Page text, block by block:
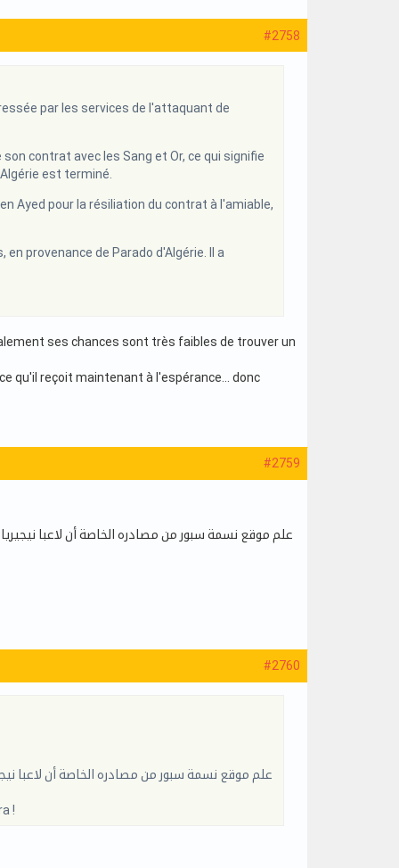
#2758
par les services de l'attaquant de
contrat avec les Sang et Or, ce qui signifie
est terminé.
Ayed pour la résiliation du contrat à l'amiable,
provenance de Parado d'Algérie. Il a
ses chances sont très faibles de trouver un
qu'il reçoit maintenant à l'espérance... donc
#2759
#2760
!